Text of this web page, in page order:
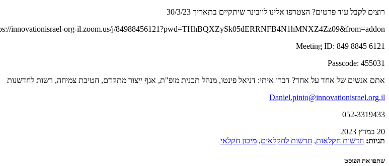
רוצים לקבל עוד פרטים? הצטרפו אלינו לוובינר שיתקיים בתאריך 30/3/23
innovationisrael-org-il.zoom.us/j/84988456121?pwd=THhBQXZySk05dERRNFB4N1hMNXZ4Zz09&from=addon
Meeting ID: 849 8845 6121
Passcode: 455031
אתם אנשים של אחד על אחד? דברו איתי: דניאל פינטו, מנהל תכנית מופ"ת, אגף ייצור מתקדם, חטיבת צמיחה, רשות לחדשנות
Daniel.pinto@innovationisrael.org.il
052-3319433
20 במרץ 2023
תגיות: חדשות חקלאות, חדשות לחקלאים, מיכון חקלאי
שתפו את הפוסט